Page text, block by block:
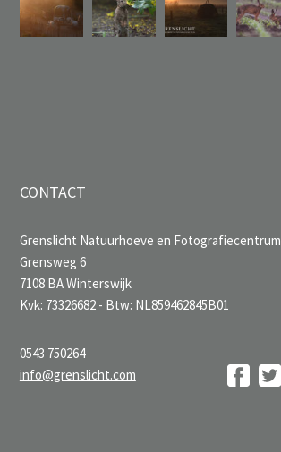
CONTACT
Grenslicht Natuurhoeve en Fotografiecentrum
Grensweg 6
7108 BA Winterswijk
Kvk: 73326682 - Btw: NL859462845B01
0543 750264
info@grenslicht.com